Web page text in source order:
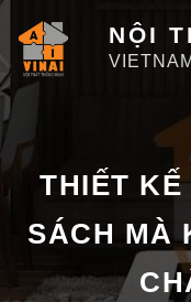
NỘI
THIẾT KẾ
SÁCH MÀ